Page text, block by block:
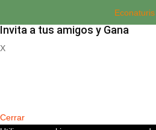
Econaturis
Invita a tus amigos y Gana
X
Cerrar